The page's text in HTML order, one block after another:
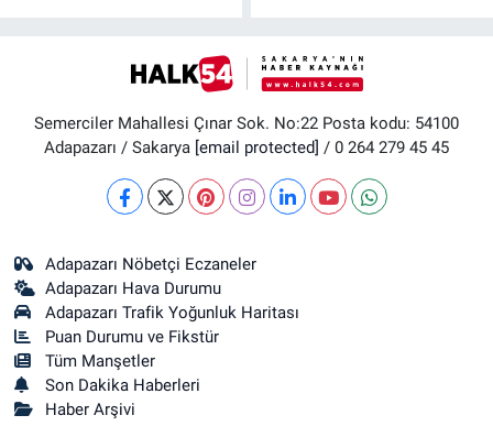
Semerciler Mahallesi Çınar Sok. No:22 Posta kodu: 54100
Adapazarı / Sakarya [email protected] / 0 264 279 45 45
Adapazarı Nöbetçi Eczaneler
Adapazarı Hava Durumu
Adapazarı Trafik Yoğunluk Haritası
Puan Durumu ve Fikstür
Tüm Manşetler
Son Dakika Haberleri
Haber Arşivi